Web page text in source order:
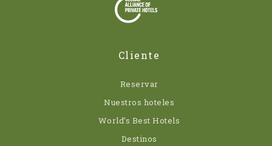
Cliente
Reservar
Nuestros hoteles
World’s Best Hotels
Destinos